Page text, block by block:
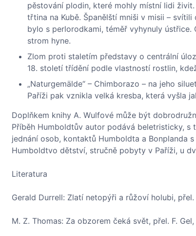
pěstování plodin, které mohly místní lidi
třtina na Kubě. Španělští mniši v misii –
bylo s perlorodkami, téměř vyhynuly
strom hyne.
Zlom proti staletím představy o centrální
18. století třídění podle vlastností rostlin,
„Naturgemälde“ – Chimborazo – na jeho
Paříži pak vznikla velká kresba, která vyšla
Doplňkem knihy A. Wulfové může být
Příběh Humboldtův autor podává beletristicky,
jednání osob, kontaktů Humboldta a Bonplanda
Humboldtvo dětství, stručně pobyty v Paříži, u
Literatura
Gerald Durrell: Zlatí netopýři a růžoví holubi,
M. Z. Thomas: Za obzorem čeká svět, přel. F.